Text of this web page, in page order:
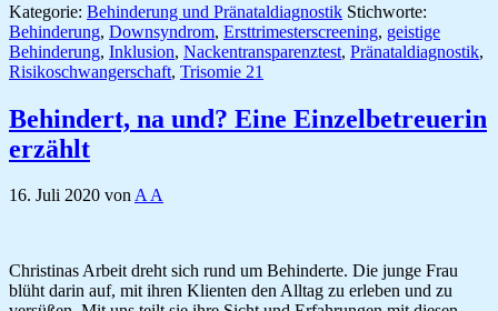
Kategorie: Behinderung und Pränataldiagnostik Stichworte:
Behinderung, Downsyndrom, Ersttrimesterscreening, geistige
Behinderung, Inklusion, Nackentransparenztest, Pränataldiagnostik,
Risikoschwangerschaft, Trisomie 21
Behindert, na und? Eine Einzelbetreuerin
erzählt
16. Juli 2020 vonA A
Christinas Arbeit dreht sich rund um Behinderte. Die junge Frau
blüht darin auf, mit ihren Klienten den Alltag zu erleben und zu